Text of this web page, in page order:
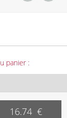
panier :
16.74 €